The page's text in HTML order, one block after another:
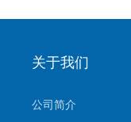
关于我们
公司简介